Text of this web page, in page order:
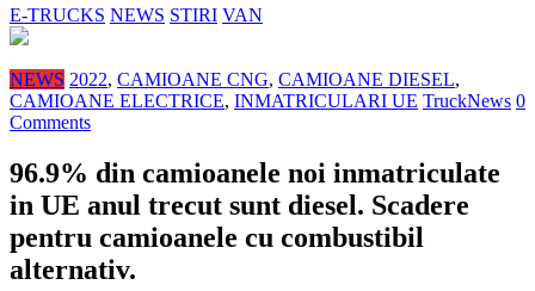
E-TRUCKS NEWS STIRI VAN
NEWS 2022, CAMIOANE CNG, CAMIOANE DIESEL,
CAMIOANE ELECTRICE, INMATRICULARI UE TruckNews 0
Comments
96.9% din camioanele noi inmatriculate
in UE anul trecut sunt diesel. Scadere
pentru camioanele cu combustibil
alternativ.